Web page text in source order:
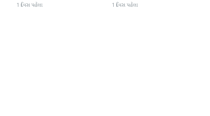
મેદાનમાં
1 દિવસ પહેલા
સભા મળી
1 દિવસ પહેલા